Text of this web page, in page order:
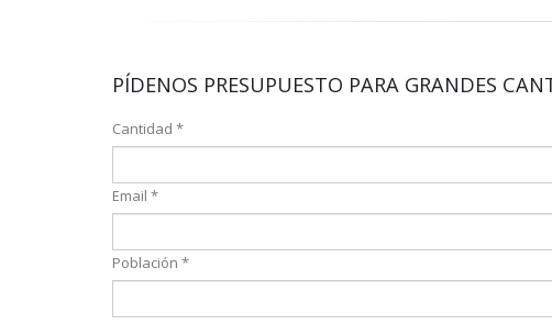
PÍDENOS PRESUPUESTO PARA GRANDES
Cantidad *
Email *
Población *